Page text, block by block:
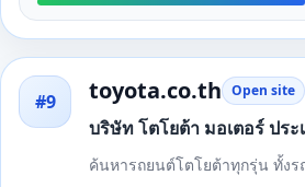
#9 toyota.co.th Open site
บริษัท โตโยต้า มอเตอร์ ประ
ค้นหารถยนต์โตโยต้าทุกรุ่น ทั้งร